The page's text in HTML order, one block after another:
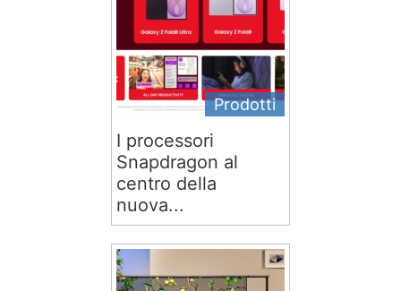
Prodotti
I processori
Snapdragon al
centro della
nuova...